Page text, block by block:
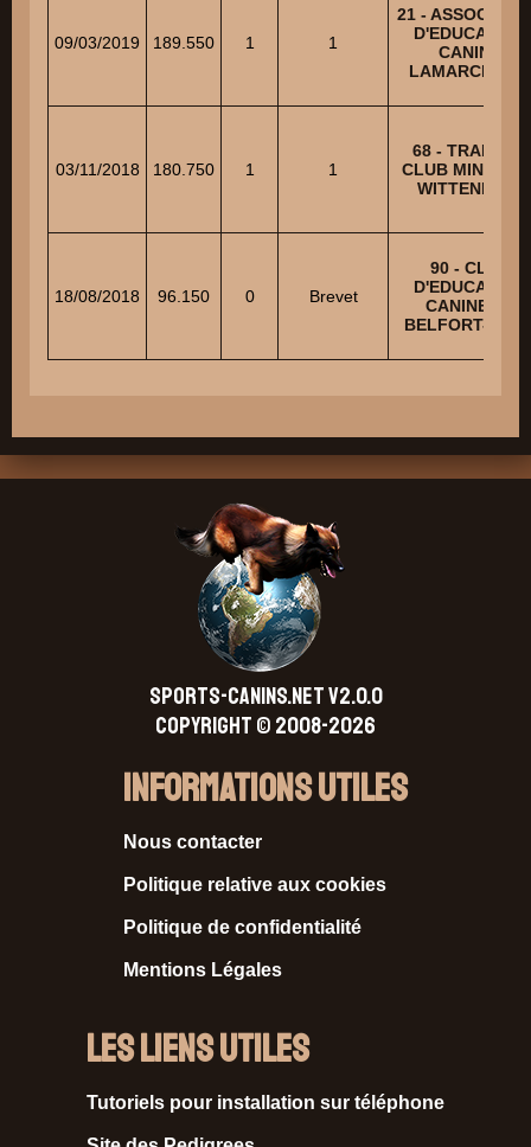
09/03/2019 189.550 1 1
21 -
D'EDUCATION
CANINE
LAMARCHOISE
03/11/2018 180.750 1 1
68 - TRAINING
CLUB MINIER
WITTENHEIM
18/08/2018 96.150 0 Brevet
90 - CLUB
D'EDUCATION
CANINE DE
BELFORT-
SPORTS-CANINS.NET V2.0.0
Copyright © 2008-2026
Informations Utiles
Nous contacter
Politique relative aux cookies
Politique de confidentialité
Mentions Légales
Les liens utiles
Tutoriels pour installation sur téléphone